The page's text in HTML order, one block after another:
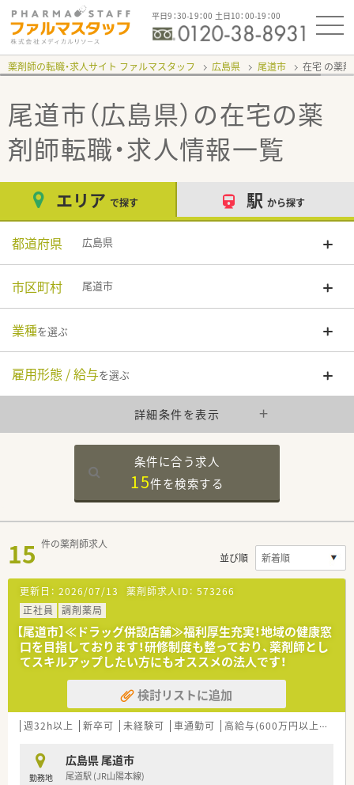
平日9：30-19：00 土日10：00-19：00
薬剤師の転職・求人サイト ファルマスタッフ 広島県 尾道市 在宅
尾道市（広島県）の在宅の薬
剤師転職・求人情報一覧
エリア で探す 駅 から探す
都道府県 広島県
市区町村 尾道市
業種を選ぶ
雇用形態 / 給与を選ぶ
詳細条件を表示
条件に合う求人
15件を検索する
15 件の薬剤師求人
並び順
更新日： 2026/07/13 薬剤師求人ID： 573266
正社員
調剤薬局
【尾道市】≪ドラッグ併設店舗≫福利厚生充実！地域の健康窓
口を目指しております！研修制度も整っており、薬剤師とし
てスキルアップしたい方にもオススメの法人です！
検討リストに追加
週32h以上 新卒可 未経験可 車通勤可 高給与(600万円以上)
勤務地
広島県 尾道市
尾道駅 (JR山陽本線)